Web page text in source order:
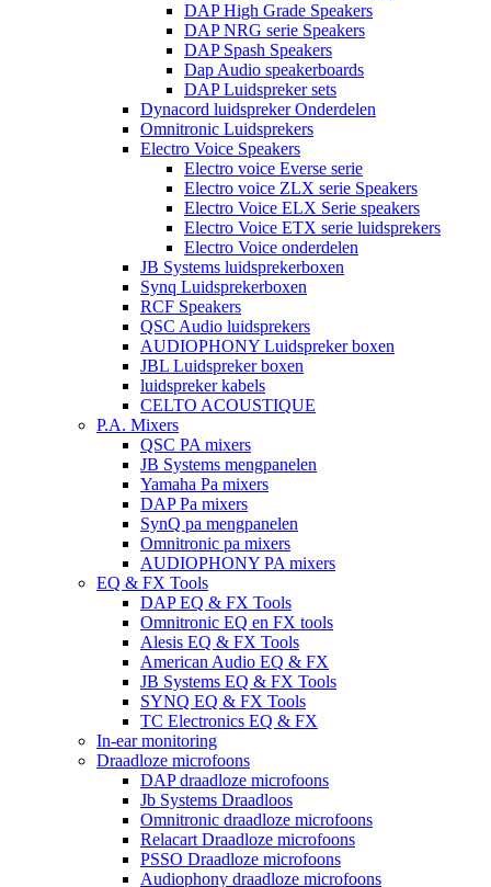
DAP High Grade Speakers
DAP NRG serie Speakers
DAP Spash Speakers
Dap Audio speakerboards
DAP Luidspreker sets
Dynacord luidspreker Onderdelen
Omnitronic Luidsprekers
Electro Voice Speakers
Electro voice Everse serie
Electro voice ZLX serie Speakers
Electro Voice ELX Serie speakers
Electro Voice ETX serie luidsprekers
Electro Voice onderdelen
JB Systems luidsprekerboxen
Synq Luidsprekerboxen
RCF Speakers
QSC Audio luidsprekers
AUDIOPHONY Luidspreker boxen
JBL Luidspreker boxen
luidspreker kabels
CELTO ACOUSTIQUE
P.A. Mixers
QSC PA mixers
JB Systems mengpanelen
Yamaha Pa mixers
DAP Pa mixers
SynQ pa mengpanelen
Omnitronic pa mixers
AUDIOPHONY PA mixers
EQ & FX Tools
DAP EQ & FX Tools
Omnitronic EQ en FX tools
Alesis EQ & FX Tools
American Audio EQ & FX
JB Systems EQ & FX Tools
SYNQ EQ & FX Tools
TC Electronics EQ & FX
In-ear monitoring
Draadloze microfoons
DAP draadloze microfoons
Jb Systems Draadloos
Omnitronic draadloze microfoons
Relacart Draadloze microfoons
PSSO Draadloze microfoons
Audiophony draadloze microfoons